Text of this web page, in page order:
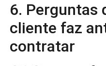
6. Perguntas
cliente faz
contratar